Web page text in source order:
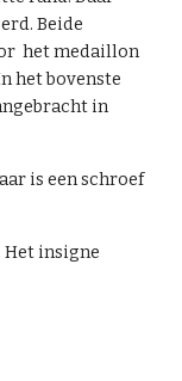
Beide
het medaillon
het bovenste
in
is een schroef
Het insigne